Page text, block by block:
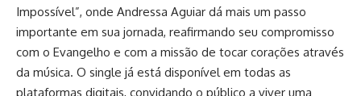
Impossível”, onde Andressa Aguiar dá mais um passo
importante em sua jornada, reafirmando seu compromisso
com o Evangelho e com a missão de tocar corações através
da música. O single já está disponível em todas as
plataformas digitais, convidando o público a viver uma